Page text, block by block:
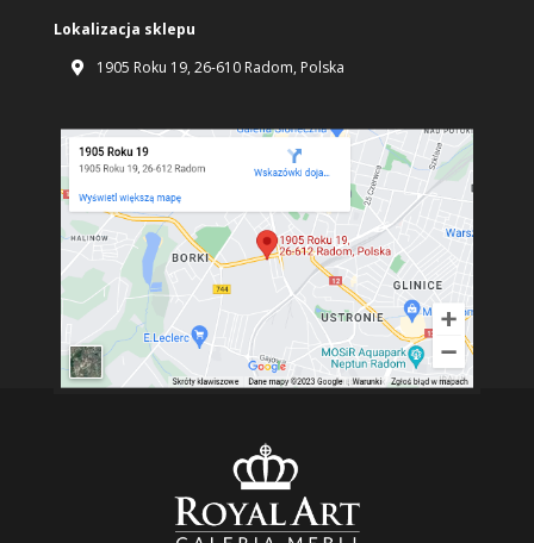
Lokalizacja sklepu
 1905 Roku 19, 26-610 Radom, Polska